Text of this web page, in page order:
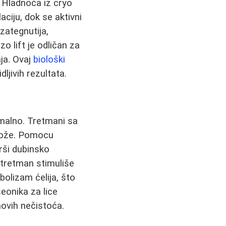
iz cryo
dok se aktivni
lift je odličan za
Ovaj biološki
rezultata.
Tretmani sa
Pomocu
dubinsko
stimuliše
ćelija, što
za lice
nečistoća.